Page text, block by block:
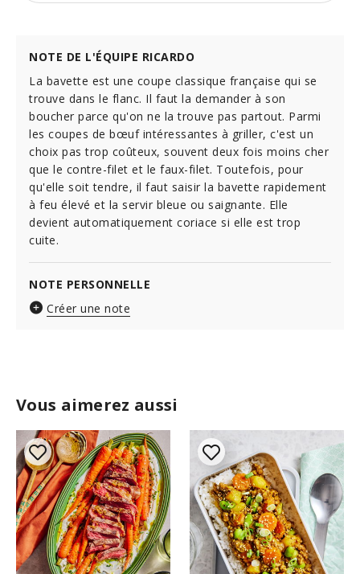
Vous aimerez aussi
NOTE DE L'ÉQUIPE RICARDO
La bavette est une coupe classique française qui se
trouve dans le flanc. Il faut la demander à son
boucher parce qu'on ne la trouve pas partout. Parmi
les coupes de bœuf intéressantes à griller, c'est un
choix pas trop coûteux, souvent deux fois moins cher
que le contre-filet et le faux-filet. Toutefois, pour
qu'elle soit tendre, il faut saisir la bavette rapidement
à feu élevé et la servir bleue ou saignante. Elle
devient automatiquement coriace si elle est trop
cuite.
NOTE PERSONNELLE
Créer une note